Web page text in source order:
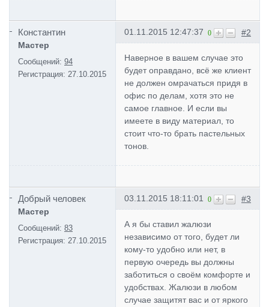
Константин
Мастер
Сообщений: 94
Регистрация: 27.10.2015
#2
0
01.11.2015 12:47:37
Наверное в вашем случае это
будет оправдано, всё же клиент
не должен омрачаться придя в
офис по делам, хотя это не
самое главное. И если вы
имеете в виду материал, то
стоит что-то брать пастельных
тонов.
Добрый человек
Мастер
Сообщений: 83
Регистрация: 27.10.2015
#3
0
03.11.2015 18:11:01
А я бы ставил жалюзи
независимо от того, будет ли
кому-то удобно или нет, в
первую очередь вы должны
заботиться о своём комфорте и
удобствах. Жалюзи в любом
случае защитят вас и от яркого